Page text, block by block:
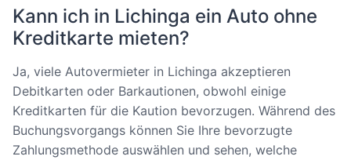
Kann ich in Lichinga ein Auto ohne
Kreditkarte mieten?
Ja, viele Autovermieter in Lichinga akzeptieren
Debitkarten oder Barkautionen, obwohl einige
Kreditkarten für die Kaution bevorzugen. Während des
Buchungsvorgangs können Sie Ihre bevorzugte
Zahlungsmethode auswählen und sehen, welche